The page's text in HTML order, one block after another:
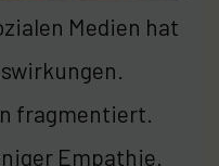
Medien hat
fragmentiert.
Empathie.